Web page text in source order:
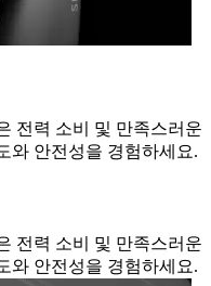
전력 소비 및 만족스러운
와 안전성을 경험하세요.
전력 소비 및 만족스러운
와 안전성을 경험하세요.